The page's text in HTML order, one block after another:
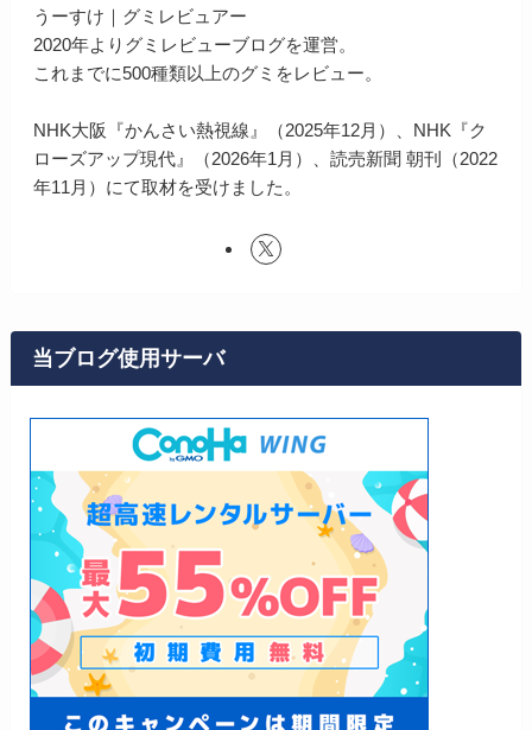
うーすけ｜グミレビュアー
2020年よりグミレビューブログを運営。
これまでに500種類以上のグミをレビュー。
NHK大阪『かんさい熱視線』（2025年12月）、NHK『ク
ローズアップ現代』（2026年1月）、読売新聞 朝刊（2022
年11月）にて取材を受けました。
当ブログ使用サーバ